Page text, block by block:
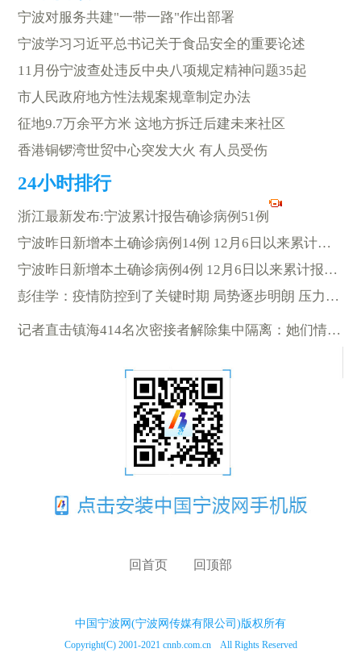
宁波对服务共建"一带一路"作出部署
宁波学习习近平总书记关于食品安全的重要论述
11月份宁波查处违反中央八项规定精神问题35起
市人民政府地方性法规案规章制定办法
征地9.7万余平方米 这地方拆迁后建未来社区
香港铜锣湾世贸中心突发大火 有人员受伤
浙江最新发布:宁波累计报告确诊病例51例
宁波昨日新增本土确诊病例14例 12月6日以来累计报告47例
宁波昨日新增本土确诊病例4例 12月6日以来累计报告51例
彭佳学：疫情防控到了关键时期 局势逐步明朗 压力依然很大
记者直击镇海414名次密接者解除集中隔离：她们情不自禁鞠躬
回首页 回顶部
中国宁波网(宁波网传媒有限公司)版权所有
Copyright(C) 2001-2021 cnnb.com.cn All Rights Reserved